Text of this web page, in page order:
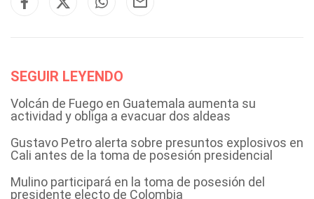
SEGUIR LEYENDO
Volcán de Fuego en Guatemala aumenta su
actividad y obliga a evacuar dos aldeas
Gustavo Petro alerta sobre presuntos explosivos en
Cali antes de la toma de posesión presidencial
Mulino participará en la toma de posesión del
presidente electo de Colombia